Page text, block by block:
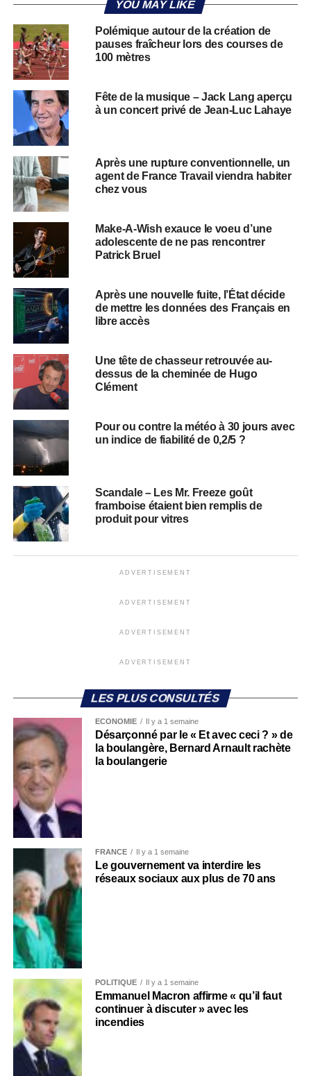
YOU MAY LIKE
Polémique autour de la création de
pauses fraîcheur lors des courses de
100 mètres
Fête de la musique – Jack Lang aperçu
à un concert privé de Jean-Luc Lahaye
Après une rupture conventionnelle, un
agent de France Travail viendra habiter
chez vous
Make-A-Wish exauce le voeu d’une
adolescente de ne pas rencontrer
Patrick Bruel
Après une nouvelle fuite, l’État décide
de mettre les données des Français en
libre accès
Une tête de chasseur retrouvée au-
dessus de la cheminée de Hugo
Clément
Pour ou contre la météo à 30 jours avec
un indice de fiabilité de 0,2/5 ?
Scandale – Les Mr. Freeze goût
framboise étaient bien remplis de
produit pour vitres
ADVERTISEMENT
ADVERTISEMENT
ADVERTISEMENT
ADVERTISEMENT
LES PLUS CONSULTÉS
ECONOMIE Il y a 1 semaine
Désarçonné par le « Et avec ceci ? » de
la boulangère, Bernard Arnault rachète
la boulangerie
FRANCE Il y a 1 semaine
Le gouvernement va interdire les
réseaux sociaux aux plus de 70 ans
POLITIQUE Il y a 1 semaine
Emmanuel Macron affirme « qu’il faut
continuer à discuter » avec les
incendies